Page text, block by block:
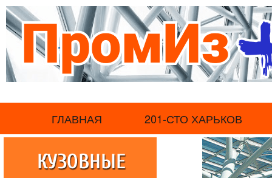
.
ГЛАВНАЯ 201-СТО ХАРЬКОВ